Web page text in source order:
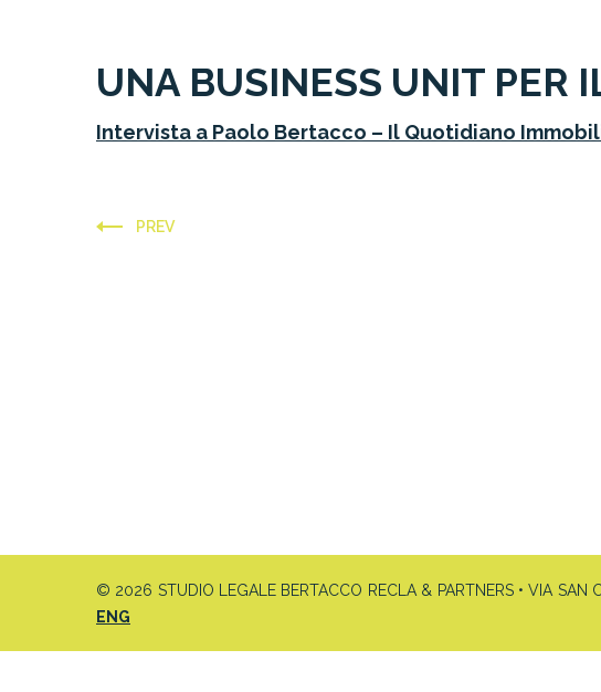
UNA BUSINESS UNIT PER
Intervista a Paolo Bertacco – Il Quotidiano
PREV
© 2026 STUDIO LEGALE BERTACCO RECLA & PARTNERS • VIA
ENG